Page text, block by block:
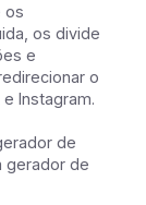
os
os divide
e
o
Instagram.
de
gerador de